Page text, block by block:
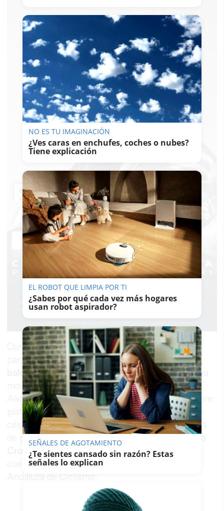
Contempla la construcción de pistas multiusos
parafútbol-sala, voleibol, balonmano y
baloncesto(prioridad para 3x3, que será “nueva
modalidad olímpica”, según ha destacado Laura
Álvarez); pistas de hockey patines y patinaje libre;
pistas de voley-playa de arena con perímetro de
césped; zona de tenis de mesa así como un área
de gimnasio al aire libre vinculada a la modalidad
Cross-fity el circuito de mountain-bike, que
cuenta con el aval de la propia Federación
Andaluza de Ciclismo.
NO ES TU IMAGINACIÓN
¿Ves caras en enchufes, coches o nubes?
Tiene explicación
EL ROBOT QUE LIMPIA POR TI
¿Sabes por qué cada vez más hogares
usan robot aspirador?
SEÑALES DE AGOTAMIENTO
¿Te sientes cansado sin razón? Estas
señales lo explican